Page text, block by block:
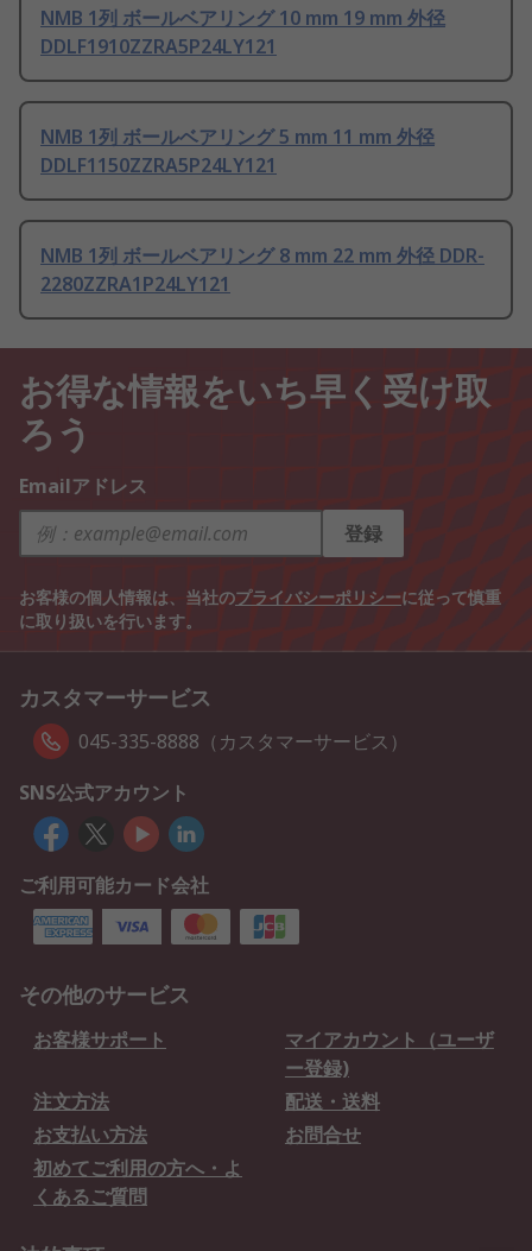
NMB 1列 ボールベアリング 10 mm 19 mm 外径
DDLF1910ZZRA5P24LY121
NMB 1列 ボールベアリング 5 mm 11 mm 外径
DDLF1150ZZRA5P24LY121
NMB 1列 ボールベアリング 8 mm 22 mm 外径 DDR-
2280ZZRA1P24LY121
お得な情報をいち早く受け取
ろう
Emailアドレス
登録
お客様の個人情報は、当社のプライバシーポリシーに従って慎重
に取り扱いを行います。
カスタマーサービス
045-335-8888（カスタマーサービス）
SNS公式アカウント
ご利用可能カード会社
その他のサービス
お客様サポート
マイアカウント（ユーザ
ー登録)
注文方法
配送・送料
お支払い方法
お問合せ
初めてご利用の方へ・よ
くあるご質問